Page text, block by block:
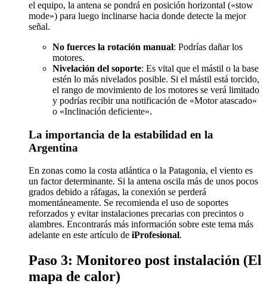
el equipo, la antena se pondrá en posición horizontal («stow
mode») para luego inclinarse hacia donde detecte la mejor
señal.
No fuerces la rotación manual: Podrías dañar los
motores.
Nivelación del soporte: Es vital que el mástil o la base
estén lo más nivelados posible. Si el mástil está torcido,
el rango de movimiento de los motores se verá limitado
y podrías recibir una notificación de «Motor atascado»
o «Inclinación deficiente».
La importancia de la estabilidad en la
Argentina
En zonas como la costa atlántica o la Patagonia, el viento es
un factor determinante. Si la antena oscila más de unos pocos
grados debido a ráfagas, la conexión se perderá
momentáneamente. Se recomienda el uso de soportes
reforzados y evitar instalaciones precarias con precintos o
alambres. Encontrarás más información sobre este tema más
adelante en este artículo de iProfesional.
Paso 3: Monitoreo post instalación (El
mapa de calor)